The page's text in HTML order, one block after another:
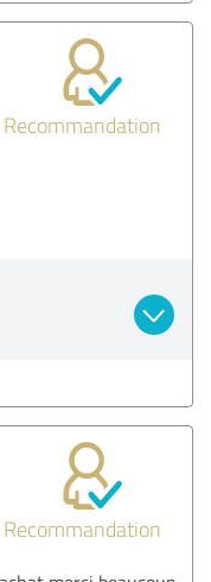
Recommandation
Recommandation